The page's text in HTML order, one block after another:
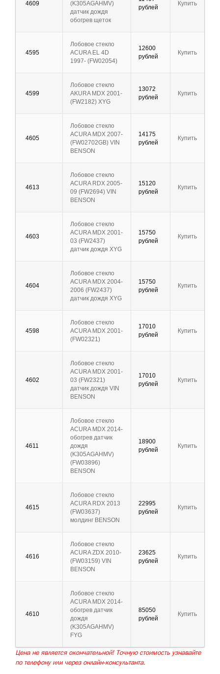
4609
(K305AGAHMV)
датчик дождя
обогрев щеток
рублей
Купить
4595
Лобовое стекло
ACURA EL 4D
1997- (FW02054)
12600
рублей
Купить
4599
Лобовое стекло
AKURA MDX 2001-
(FW2182) XYG
13072
рублей
Купить
4605
Лобовое стекло
ACURA MDX 2007-
(FW02702GB) VIN
BENSON
14175
рублей
Купить
4613
Лобовое стекло
ACURA RDX 2005-
09 (FW2694) VIN
BENSON
15120
рублей
Купить
4603
Лобовое стекло
ACURA MDX 2001-
03 (FW2437)
датчик дождя XYG
15750
рублей
Купить
4604
Лобовое стекло
ACURA MDX 2004-
2006 (FW2437)
датчик дождя XYG
15750
рублей
Купить
4598
Лобовое стекло
ACURA MDX 2001-
(FW02321)
17010
рублей
Купить
4602
Лобовое стекло
ACURA MDX 2001-
03 (FW2321)
датчик дождя VIN
BENSON
17010
рублей
Купить
4611
Лобовое стекло
ACURA MDX 2014-
обогрев датчик
дождя
(K305AGAHMV)
(FW03896)
BENSON
18900
рублей
Купить
4615
Лобовое стекло
ACURA RDX 2013
(FW03637)
молдинг BENSON
22995
рублей
Купить
4616
Лобовое стекло
ACURA ZDX 2010-
(FW03159) VIN
BENSON
23625
рублей
Купить
4610
Лобовое стекло
ACURA MDX 2014-
обогрев датчик
дождя
(K305AGAHMV)
FYG
85050
рублей
Купить
Цена не является окончательной! Точную стоимость узнавайте
по телефону или через онлайн-консультанта.